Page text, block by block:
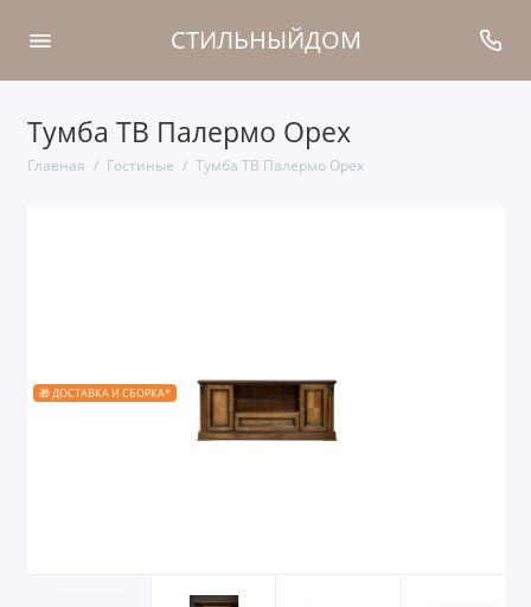
СТИЛЬНЫЙДОМ
Тумба ТВ Палермо Орех
Главная Гостиные Тумба ТВ Палермо Орех
🎁 ДОСТАВКА И СБОРКА*